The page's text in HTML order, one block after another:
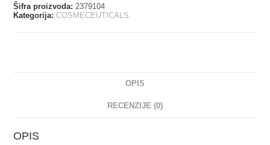
Šifra proizvoda: 2379104
Kategorija:COSMECEUTICALS
OPIS
RECENZIJE (0)
OPIS